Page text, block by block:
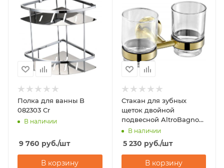
Полка для ванны B
082303 Cr
В наличии
9 760 руб./шт
В корзину
Стакан для зубных
щеток двойной
подвесной AltroBagno
Corposo 081702 Or
В наличии
5 230 руб./шт
В корзину